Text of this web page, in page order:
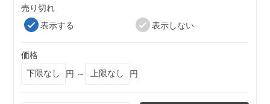
売り切れ
表示する
表示しない
価格
円 ～
円